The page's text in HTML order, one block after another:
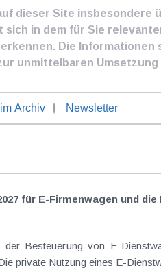
dieser Site insbesondere
sich in dem für Sie
Die
unmittelbaren
Archiv Newsletter
für E-Firmenwagen und
Über Jahre hinweg galten reine Elektrofahrzeuge als steuerlicher
private Nutzung eines E-